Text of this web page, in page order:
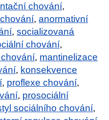
chování,
,anormativní
,socializovaná
chování,
, mantinelizace
, konsekvence
, proflexe chování,
, prosociální
sociálního chování,